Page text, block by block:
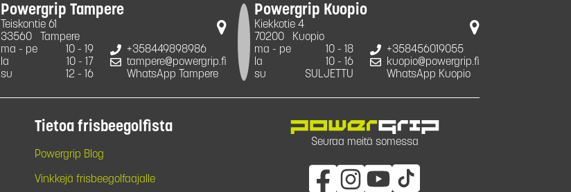
Powergrip Tampere
Teiskontie 61
33560
Tampere
ma - pe
10 - 19
la
10 - 17
su
12 - 16
+358449898986
tampere@powergrip.fi
WhatsApp Tampere
Powergrip Kuopio
Kiekkotie 4
70200
Kuopio
ma - pe
10 - 18
la
10 - 16
su
SULJETTU
+358456019055
kuopio@powergrip.fi
WhatsApp Kuopio
Tietoa frisbeegolfista
Powergrip Blog
Vinkkejä frisbeegolfaajalle
Seuraa meitä somessa